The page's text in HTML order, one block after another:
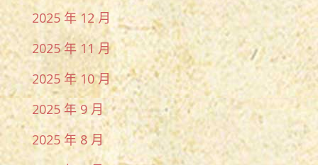
2025 年 12 月
2025 年 11 月
2025 年 10 月
2025 年 9 月
2025 年 8 月